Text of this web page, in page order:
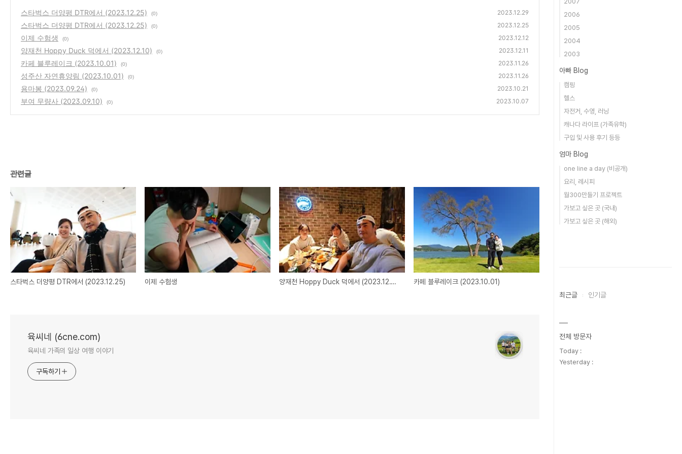
스타벅스 더양평 DTR에서 (2023.12.25) (0) 2023.12.29
스타벅스 더양평 DTR에서 (2023.12.25) (0) 2023.12.25
이제 수험생 (0) 2023.12.12
양재천 Hoppy Duck 덕에서 (2023.12.10) (0) 2023.12.11
카페 블루레이크 (2023.10.01) (0) 2023.11.26
성주산 자연휴양림 (2023.10.01) (0) 2023.11.26
용마봉 (2023.09.24) (0) 2023.10.21
부여 무량사 (2023.09.10) (0) 2023.10.07
관련글
스타벅스 더양평 DTR에서 (2023.12.25) 이제 수험생 양재천 Hoppy Duck 덕에서 (2023.12.10) 카페 블루레이크 (2023.10.01)
육씨네 (6cne.com)
육씨네 가족의 일상 여행 이야기
구독하기
2006
2005
2004
2003
아빠 Blog
캠핑
헬스
자전거, 수영, 러닝
캐나다 라이프 (가족유학)
구입 및 사용 후기 등등
엄마 Blog
one line a day (비공개)
요리, 레시피
월300만들기 프로젝트
가보고 싶은 곳 (국내)
가보고 싶은 곳 (해외)
최근글 인기글
전체 방문자
Today :
Yesterday :